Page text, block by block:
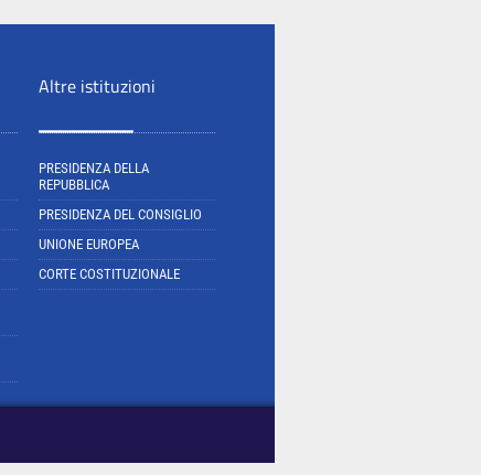
Altre istituzioni
PRESIDENZA DELLA
REPUBBLICA
PRESIDENZA DEL CONSIGLIO
UNIONE EUROPEA
CORTE COSTITUZIONALE